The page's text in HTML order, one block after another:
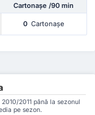
Cartonașe /90 min
0 Cartonașe
2011 până la sezonul
pe sezon.